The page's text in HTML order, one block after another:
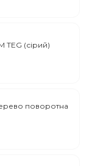
(сірий)
поворотна